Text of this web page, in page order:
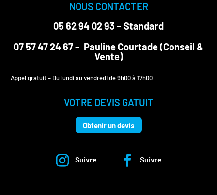
NOUS CONTACTER
05 62 94 02 93 – Standard
07 57 47 24 67– Pauline Courtade (Conseil &
Vente)
Appel gratuit – Du lundi au vendredi de 9h00 à 17h00
VOTRE DEVIS GATUIT
Obtenir un devis
Suivre Suivre